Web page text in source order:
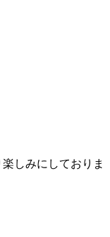
しみにしておりま